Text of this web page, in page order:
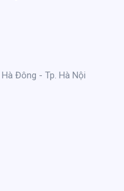
Đông - Tp. Hà Nội